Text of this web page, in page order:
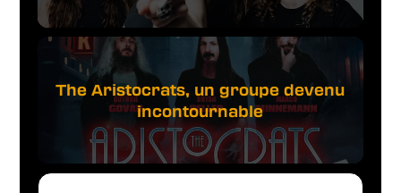
The Aristocrats, un groupe devenu
incontournable